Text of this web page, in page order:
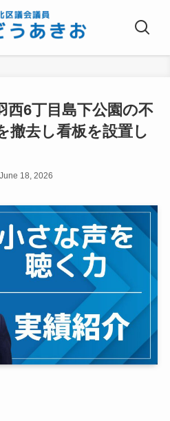
西6丁目島下公園の不
撤去し看板を設置し
June 18, 2026